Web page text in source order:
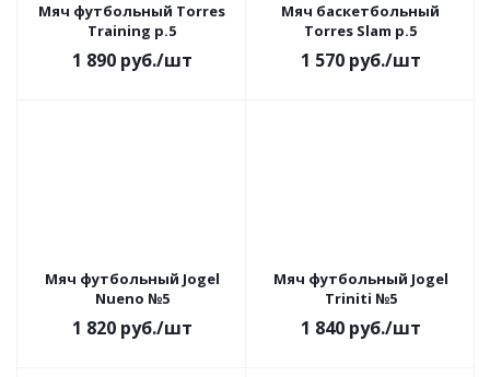
Мяч футбольный Torres
Training р.5
1 890руб./шт
Мяч баскетбольный
Torres Slam р.5
1 570руб./шт
Мяч футбольный Jogel
Nueno №5
1 820руб./шт
Мяч футбольный Jogel
Triniti №5
1 840руб./шт